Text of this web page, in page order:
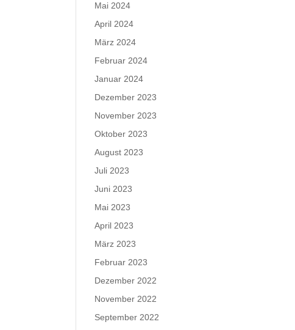
Mai 2024
April 2024
März 2024
Februar 2024
Januar 2024
Dezember 2023
November 2023
Oktober 2023
August 2023
Juli 2023
Juni 2023
Mai 2023
April 2023
März 2023
Februar 2023
Dezember 2022
November 2022
September 2022